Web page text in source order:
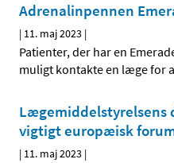
Adrenalinpennen
| 11. maj 2023 |
Patienter, der har en
muligt kontakte en læge for
Lægemiddelstyrelsens
vigtigt europæisk
| 11. maj 2023 |